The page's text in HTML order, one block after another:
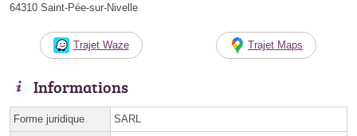
64310 Saint-Pée-sur-Nivelle
Trajet Waze Trajet Maps
Informations
Forme juridique SARL